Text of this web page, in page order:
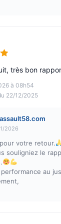
5
à 08h54
22/12/2025
très bon
2026
votre retour.
souligniez le
au